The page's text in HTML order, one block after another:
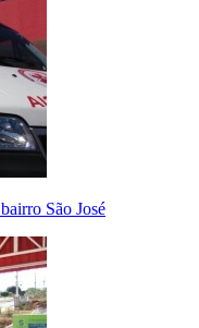
São José